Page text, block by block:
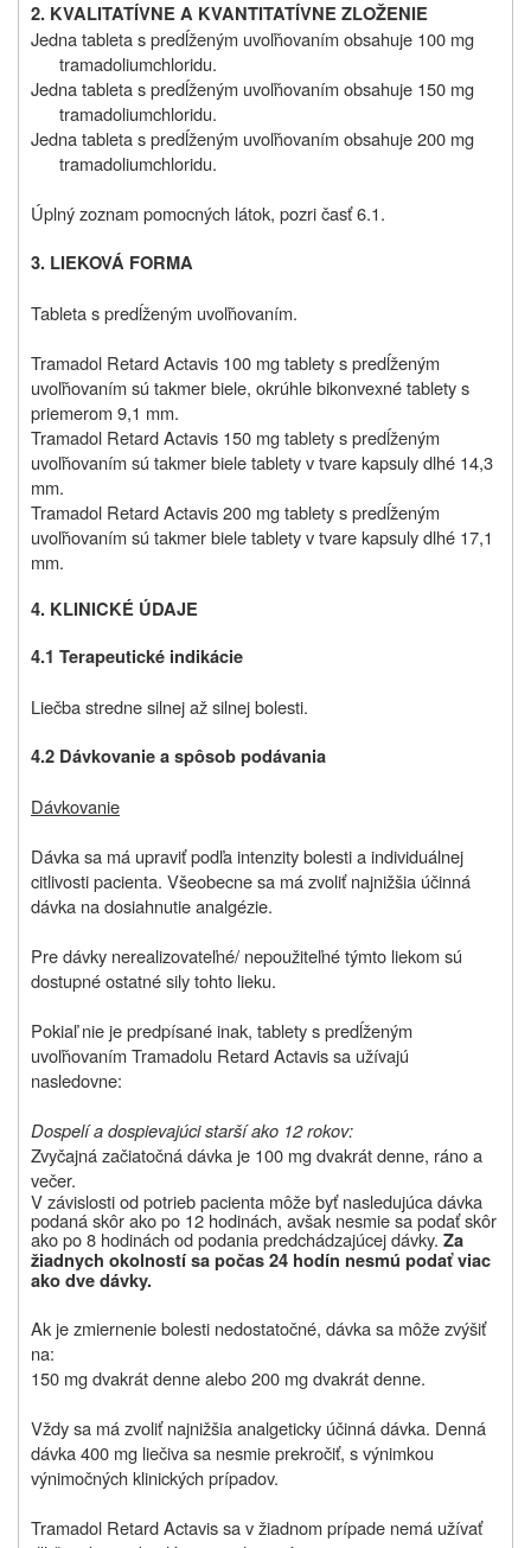
2. KVALITATÍVNE A KVANTITATÍVNE ZLOŽENIE
Jedna tableta s predĺženým uvoľňovaním obsahuje 100 mg
tramadoliumchloridu.
Jedna tableta s predĺženým uvoľňovaním obsahuje 150 mg
tramadoliumchloridu.
Jedna tableta s predĺženým uvoľňovaním obsahuje 200 mg
tramadoliumchloridu.
Úplný zoznam pomocných látok, pozri časť 6.1.
3. LIEKOVÁ FORMA
Tableta s predĺženým uvoľňovaním.
Tramadol Retard Actavis 100 mg tablety s predĺženým
uvoľňovaním sú takmer biele, okrúhle bikonvexné tablety s
priemerom 9,1 mm.
Tramadol Retard Actavis 150 mg tablety s predĺženým
uvoľňovaním sú takmer biele tablety v tvare kapsuly dlhé 14,3
mm.
Tramadol Retard Actavis 200 mg tablety s predĺženým
uvoľňovaním sú takmer biele tablety v tvare kapsuly dlhé 17,1
mm.
4. KLINICKÉ ÚDAJE
4.1 Terapeutické indikácie
Liečba stredne silnej až silnej bolesti.
4.2 Dávkovanie a spôsob podávania
Dávkovanie
Dávka sa má upraviť podľa intenzity bolesti a individuálnej
citlivosti pacienta. Všeobecne sa má zvoliť najnižšia účinná
dávka na dosiahnutie analgézie.
Pre dávky nerealizovateľné/ nepoužiteľné týmto liekom sú
dostupné ostatné sily tohto lieku.
Pokiaľ nie je predpísané inak, tablety s predĺženým
uvoľňovaním Tramadolu Retard Actavis sa užívajú
nasledovne:
Dospelí a dospievajúci starší ako 12 rokov:
Zvyčajná začiatočná dávka je 100 mg dvakrát denne, ráno a
večer.
V závislosti od potrieb pacienta môže byť nasledujúca dávka
podaná skôr ako po 12 hodinách, avšak nesmie sa podať skôr
ako po 8 hodinách od podania predchádzajúcej dávky. Za
žiadnych okolností sa počas 24 hodín nesmú podať viac
ako dve dávky.
Ak je zmiernenie bolesti nedostatočné, dávka sa môže zvýšiť
na:
150 mg dvakrát denne alebo 200 mg dvakrát denne.
Vždy sa má zvoliť najnižšia analgeticky účinná dávka. Denná
dávka 400 mg liečiva sa nesmie prekročiť, s výnimkou
výnimočných klinických prípadov.
Tramadol Retard Actavis sa v žiadnom prípade nemá užívať